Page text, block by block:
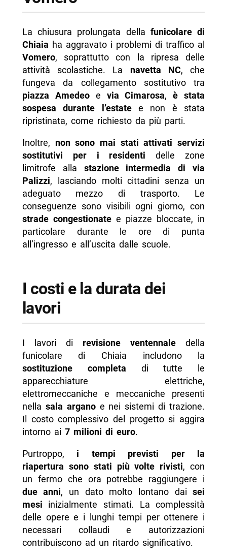
La chiusura prolungata della funicolare di
Chiaia ha aggravato i problemi di traffico al
Vomero, soprattutto con la ripresa delle
attività scolastiche. La navetta NC, che
fungeva da collegamento sostitutivo tra
piazza Amedeoe via Cimarosa,è stata
sospesa durante l’estatee non è stata
ripristinata, come richiesto da più parti.
Inoltre, non sono mai stati attivati servizi
sostitutivi per i residenti delle zone
limitrofe alla stazione intermedia di via
Palizzi, lasciando molti cittadini senza un
adeguato mezzo di trasporto. Le
conseguenze sono visibili ogni giorno, con
strade congestionatee piazze bloccate, in
particolare durante le ore di punta
all’ingresso e all’uscita dalle scuole.
I costi e la durata dei
lavori
I lavori di revisione ventennale della
funicolare di Chiaia includono la
sostituzione completa di tutte le
apparecchiature elettriche,
elettromeccaniche e meccaniche presenti
nella sala arganoe nei sistemi di trazione.
Il costo complessivo del progetto si aggira
intorno ai 7 milioni di euro.
Purtroppo, i tempi previsti per la
riapertura sono stati più volte rivisti, con
un fermo che ora potrebbe raggiungere i
due anni, un dato molto lontano daisei
mesi inizialmente stimati. La complessità
delle opere e i lunghi tempi per ottenere i
necessari collaudi e autorizzazioni
contribuiscono ad un ritardo significativo.